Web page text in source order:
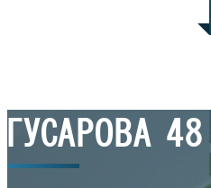
ГУСАРОВА 48